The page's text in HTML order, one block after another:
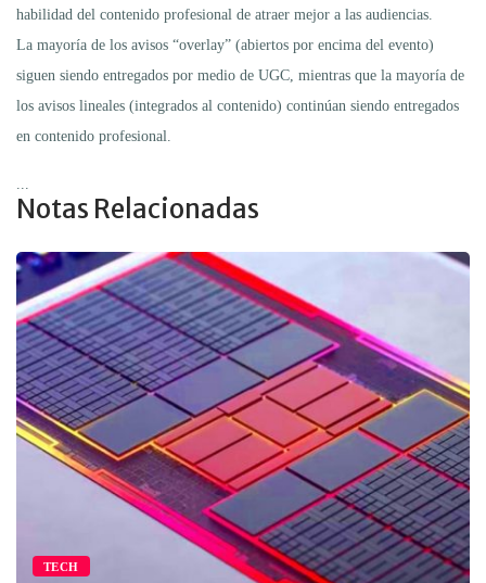
habilidad del contenido profesional de atraer mejor a las audiencias.
La mayoría de los avisos “overlay” (abiertos por encima del evento)
siguen siendo entregados por medio de UGC, mientras que la mayoría de
los avisos lineales (integrados al contenido) continúan siendo entregados
en contenido profesional.
Notas Relacionadas
TECH